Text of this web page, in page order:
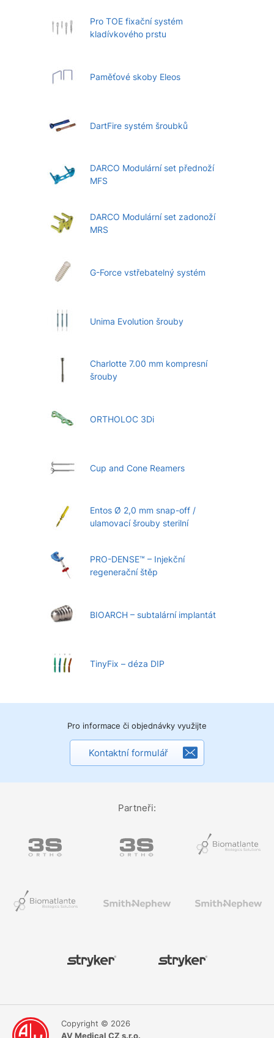
Pro TOE fixační systém
kladívkového prstu
Paměťové skoby Eleos
DartFire systém šroubků
DARCO Modulární set přednoží
MFS
DARCO Modulární set zadonoží
MRS
G-Force vstřebatelný systém
Unima Evolution šrouby
Charlotte 7.00 mm kompresní
šrouby
ORTHOLOC 3Di
Cup and Cone Reamers
Entos Ø 2,0 mm snap-off /
ulamovací šrouby sterilní
PRO-DENSE™ – Injekční
regenerační štěp
BIOARCH – subtalární implantát
TinyFix – déza DIP
Pro informace či objednávky využijte
Kontaktní formulář
Partneři:
Copyright © 2026
AV Medical CZ s.r.o.